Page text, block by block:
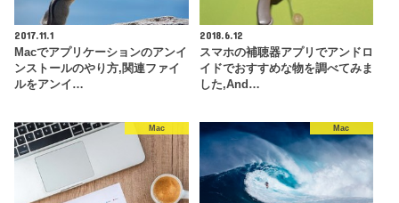
2017.11.1
Macでアプリケーションのアンイ
ンストールのやり方,関連ファイ
ルをアンイ…
2018.6.12
スマホの補聴器アプリでアンドロ
イドでおすすめな物を調べてみま
した,And…
Mac Mac